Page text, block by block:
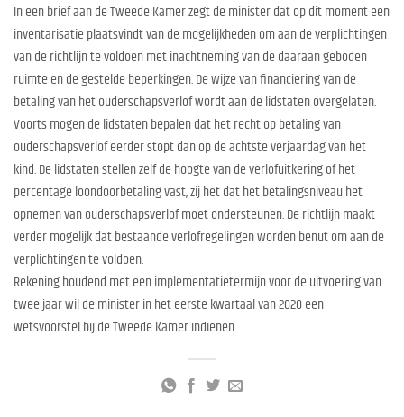
In een brief aan de Tweede Kamer zegt de minister dat op dit moment een
inventarisatie plaatsvindt van de mogelijkheden om aan de verplichtingen
van de richtlijn te voldoen met inachtneming van de daaraan geboden
ruimte en de gestelde beperkingen. De wijze van financiering van de
betaling van het ouderschapsverlof wordt aan de lidstaten overgelaten.
Voorts mogen de lidstaten bepalen dat het recht op betaling van
ouderschapsverlof eerder stopt dan op de achtste verjaardag van het
kind. De lidstaten stellen zelf de hoogte van de verlofuitkering of het
percentage loondoorbetaling vast, zij het dat het betalingsniveau het
opnemen van ouderschapsverlof moet ondersteunen. De richtlijn maakt
verder mogelijk dat bestaande verlofregelingen worden benut om aan de
verplichtingen te voldoen.
Rekening houdend met een implementatietermijn voor de uitvoering van
twee jaar wil de minister in het eerste kwartaal van 2020 een
wetsvoorstel bij de Tweede Kamer indienen.